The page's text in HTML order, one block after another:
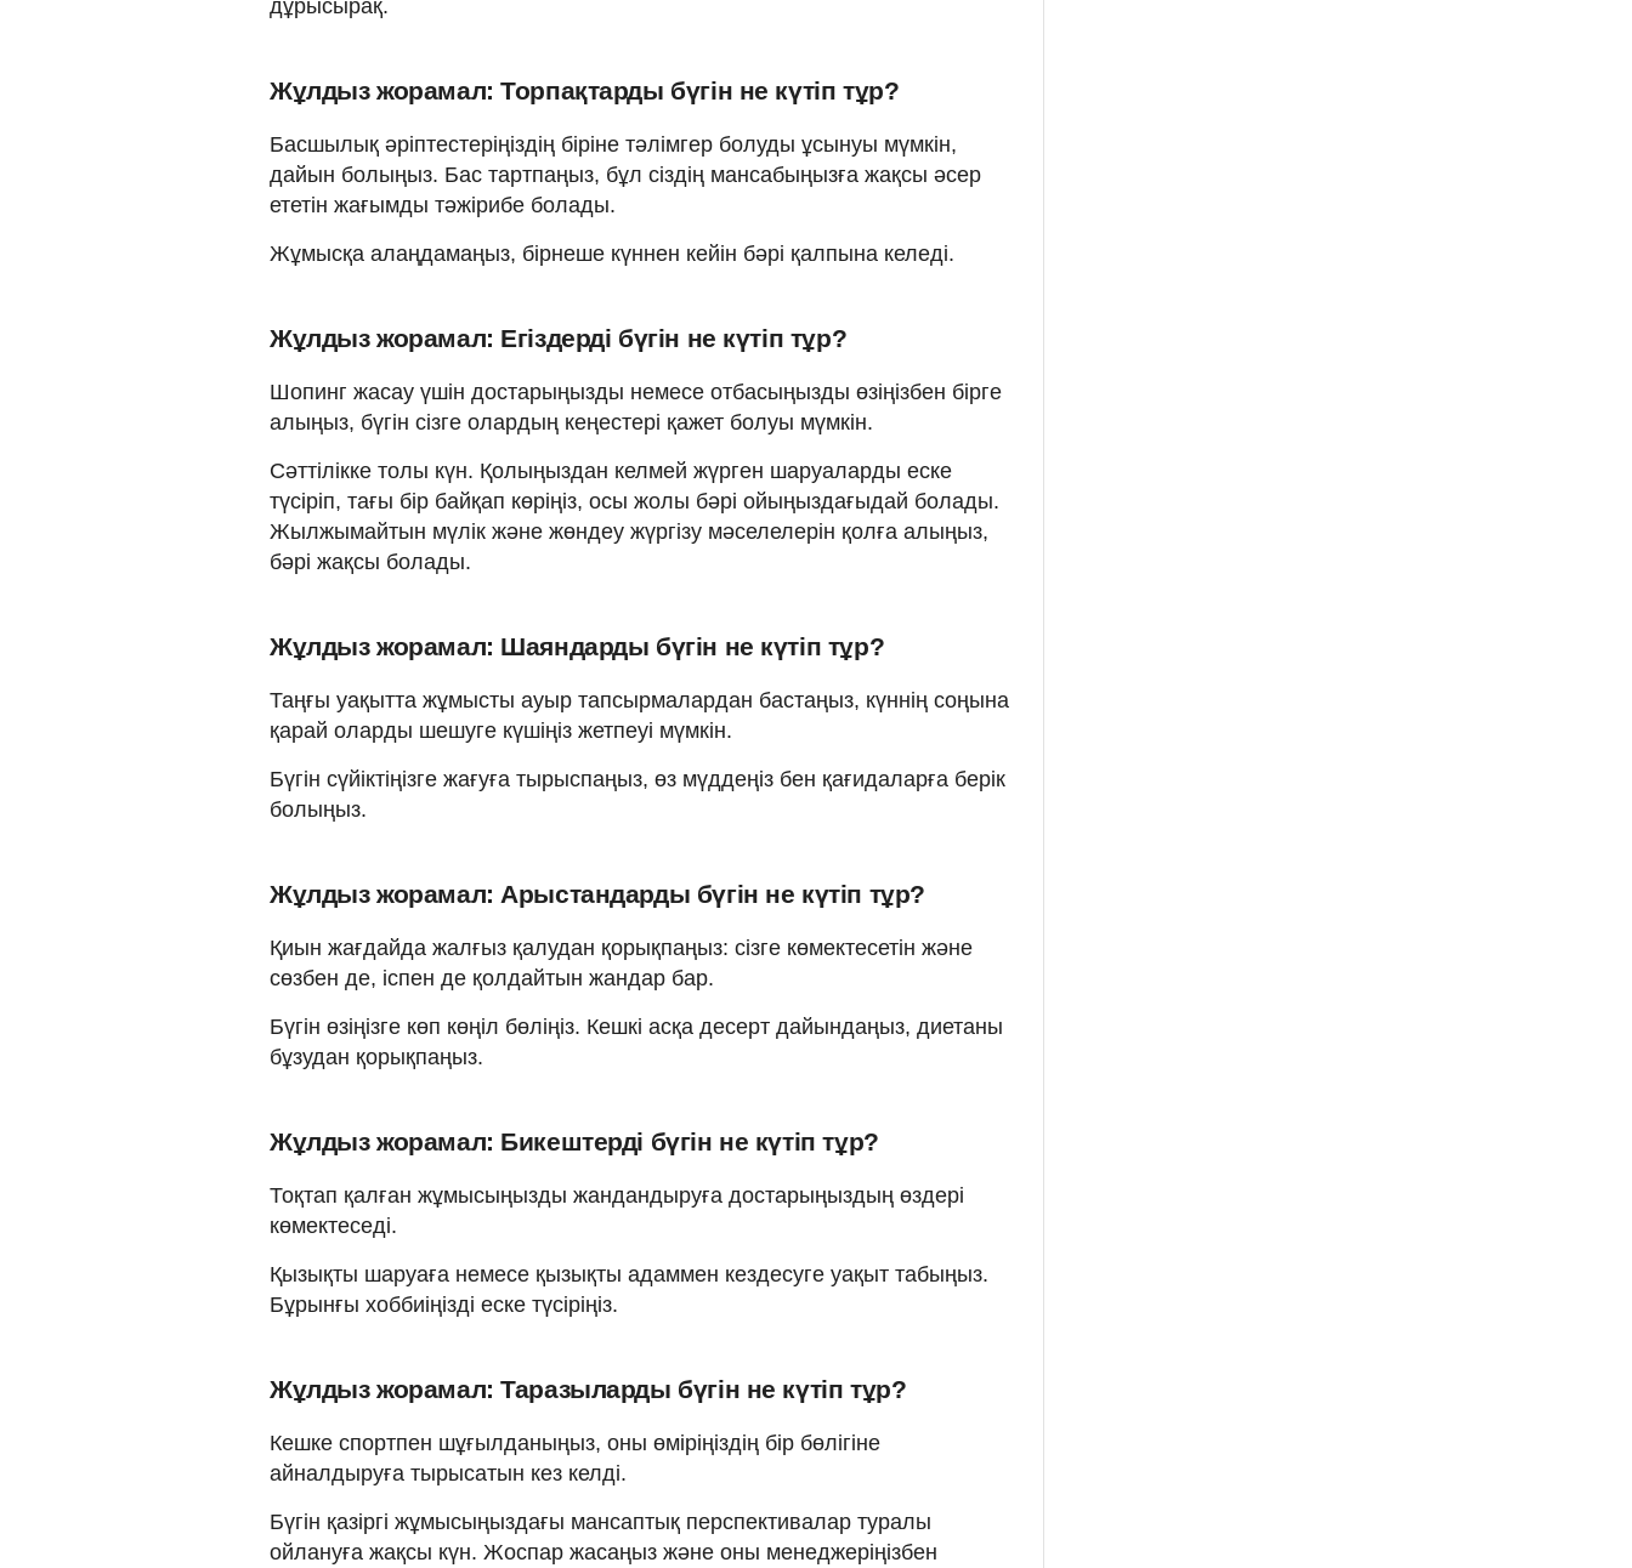
дұрысырақ.
Жұлдыз жорамал: Торпақтарды бүгін не күтіп тұр?
Басшылық әріптестеріңіздің біріне тәлімгер болуды ұсынуы мүмкін,
дайын болыңыз. Бас тартпаңыз, бұл сіздің мансабыңызға жақсы әсер
ететін жағымды тәжірибе болады.
Жұмысқа алаңдамаңыз, бірнеше күннен кейін бәрі қалпына келеді.
Жұлдыз жорамал: Егіздерді бүгін не күтіп тұр?
Шопинг жасау үшін достарыңызды немесе отбасыңызды өзіңізбен бірге
алыңыз, бүгін сізге олардың кеңестері қажет болуы мүмкін.
Сәттілікке толы күн. Қолыңыздан келмей жүрген шаруаларды еске
түсіріп, тағы бір байқап көріңіз, осы жолы бәрі ойыңыздағыдай болады.
Жылжымайтын мүлік және жөндеу жүргізу мәселелерін қолға алыңыз,
бәрі жақсы болады.
Жұлдыз жорамал: Шаяндарды бүгін не күтіп тұр?
Таңғы уақытта жұмысты ауыр тапсырмалардан бастаңыз, күннің соңына
қарай оларды шешуге күшіңіз жетпеуі мүмкін.
Бүгін сүйіктіңізге жағуға тырыспаңыз, өз мүддеңіз бен қағидаларға берік
болыңыз.
Жұлдыз жорамал: Арыстандарды бүгін не күтіп тұр?
Қиын жағдайда жалғыз қалудан қорықпаңыз: сізге көмектесетін және
сөзбен де, іспен де қолдайтын жандар бар.
Бүгін өзіңізге көп көңіл бөліңіз. Кешкі асқа десерт дайындаңыз, диетаны
бұзудан қорықпаңыз.
Жұлдыз жорамал: Бикештерді бүгін не күтіп тұр?
Тоқтап қалған жұмысыңызды жандандыруға достарыңыздың өздері
көмектеседі.
Қызықты шаруаға немесе қызықты адаммен кездесуге уақыт табыңыз.
Бұрынғы хоббиіңізді еске түсіріңіз.
Жұлдыз жорамал: Таразыларды бүгін не күтіп тұр?
Кешке спортпен шұғылданыңыз, оны өміріңіздің бір бөлігіне
айналдыруға тырысатын кез келді.
Бүгін қазіргі жұмысыңыздағы мансаптық перспективалар туралы
ойлануға жақсы күн. Жоспар жасаңыз және оны менеджеріңізбен